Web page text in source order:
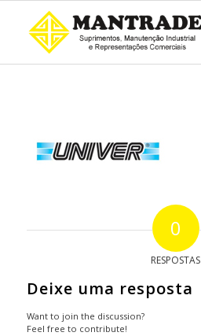
0
RESPOSTAS
Deixe uma resposta
Want to join the discussion?
Feel free to contribute!